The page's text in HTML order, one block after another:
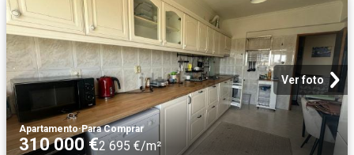
Ver foto
Apartamento·Para Comprar
310 000 €2 695 €/m²